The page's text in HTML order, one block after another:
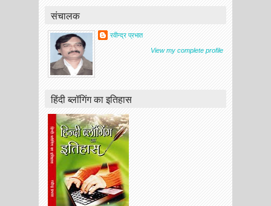
संचालक
रवीन्द्र प्रभात
View my complete profile
हिंदी ब्लॉगिंग का इतिहास